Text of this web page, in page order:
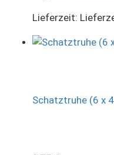
Lieferzeit:
Schatztruhe (6 x